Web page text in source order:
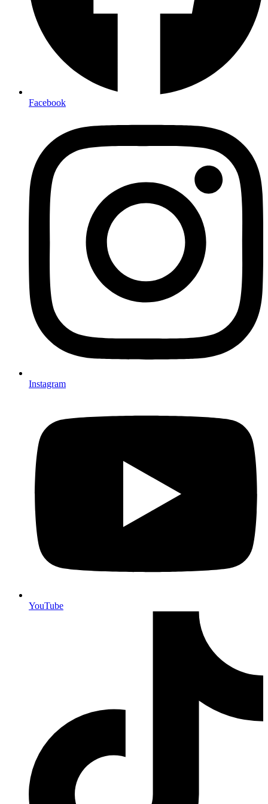
Facebook
Instagram
YouTube